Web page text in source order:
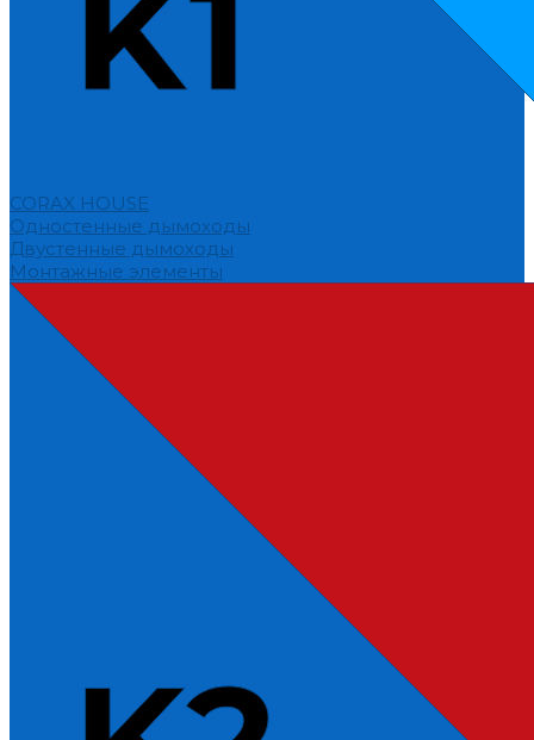
CORAX HOUSE
Одностенные дымоходы
Двустенные дымоходы
Монтажные элементы